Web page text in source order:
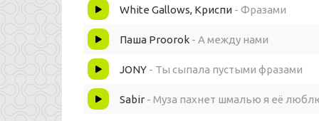
Ты нежными фразами я грубыми фразами
Это не база ли
White Gallows, Криспи - Фразами
Паша Proorok - А между нами
JONY - Ты сыпала пустыми фразами
Sabir - Муза пахнет шмалью я её